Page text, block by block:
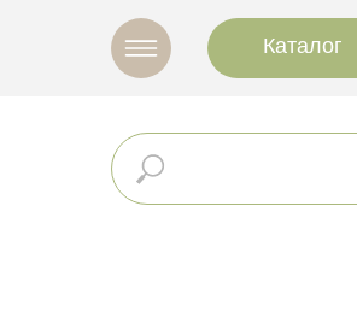
Каталог